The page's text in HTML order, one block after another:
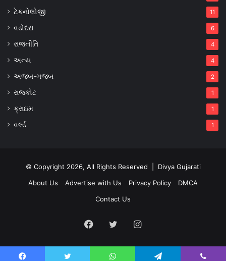
ટેકનોલોજી 11
વડોદરા 6
રાજનીતિ 4
અન્ય 4
અજબ-ગજબ 2
રાજકોટ 1
ક્રાઇમ 1
વર્લ્ડ 1
© Copyright 2026, All Rights Reserved | Divya Gujarati
About Us
Advertise with Us Privacy Policy
DMCA
Contact Us
Facebook
TwitterInstagram